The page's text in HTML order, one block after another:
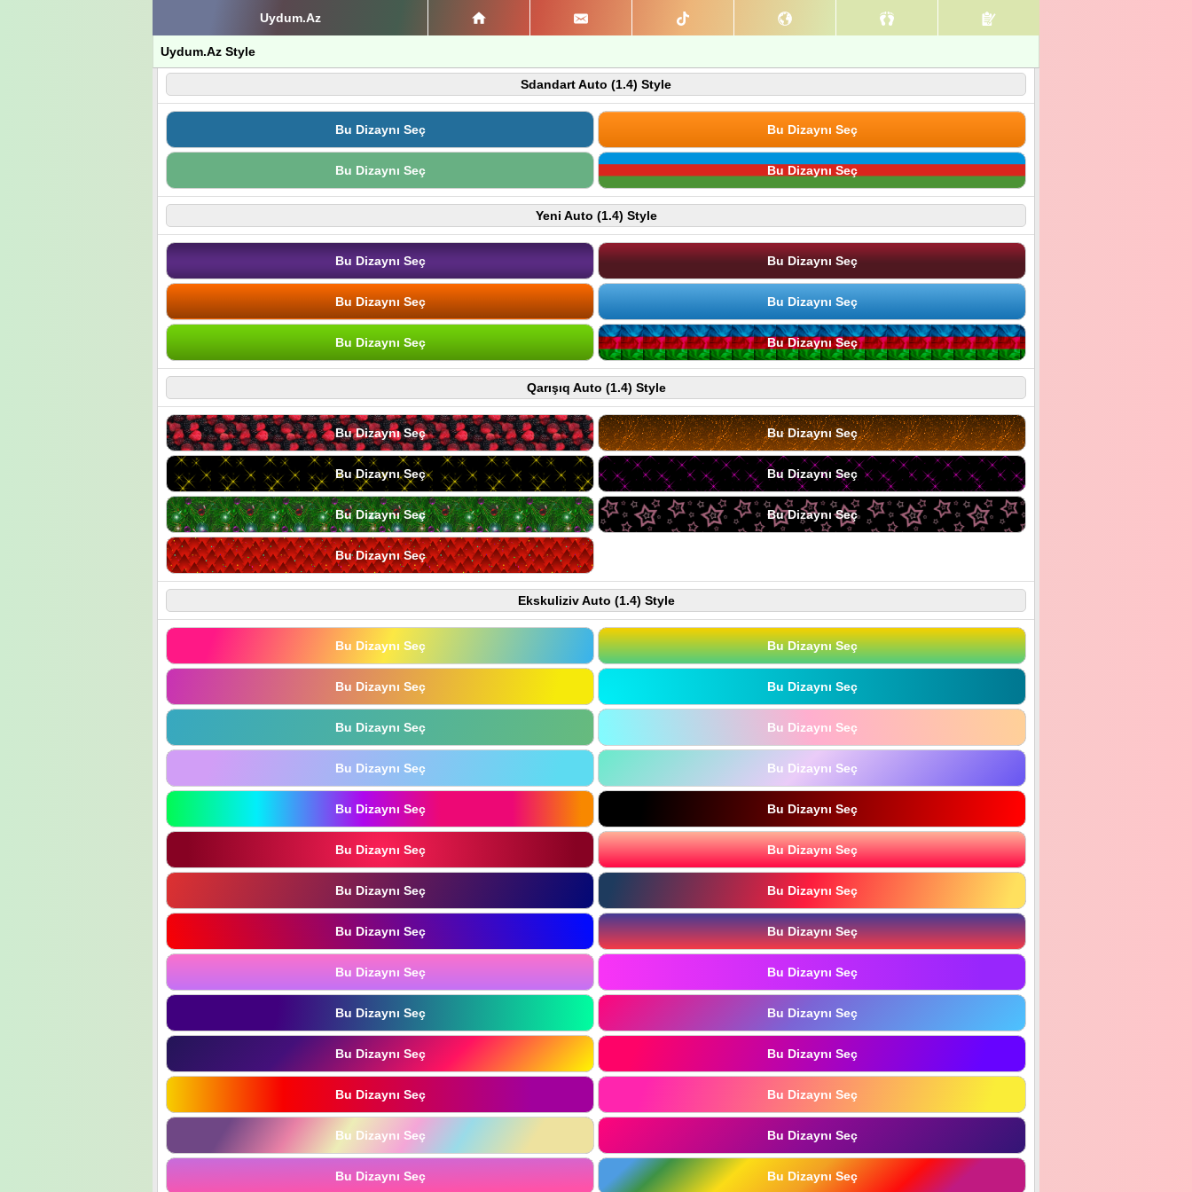
Uydum.Az
Uydum.Az Style
Sdandart Auto (1.4) Style
Bu Dizaynı Seç Bu Dizaynı Seç
Bu Dizaynı Seç Bu Dizaynı Seç
Yeni Auto (1.4) Style
Bu Dizaynı Seç Bu Dizaynı Seç
Bu Dizaynı Seç Bu Dizaynı Seç
Bu Dizaynı Seç Bu Dizaynı Seç
Qarışıq Auto (1.4) Style
Bu Dizaynı Seç Bu Dizaynı Seç
Bu Dizaynı Seç Bu Dizaynı Seç
Bu Dizaynı Seç Bu Dizaynı Seç
Bu Dizaynı Seç
Ekskuliziv Auto (1.4) Style
Bu Dizaynı Seç Bu Dizaynı Seç
Bu Dizaynı Seç Bu Dizaynı Seç
Bu Dizaynı Seç Bu Dizaynı Seç
Bu Dizaynı Seç Bu Dizaynı Seç
Bu Dizaynı Seç Bu Dizaynı Seç
Bu Dizaynı Seç Bu Dizaynı Seç
Bu Dizaynı Seç Bu Dizaynı Seç
Bu Dizaynı Seç Bu Dizaynı Seç
Bu Dizaynı Seç Bu Dizaynı Seç
Bu Dizaynı Seç Bu Dizaynı Seç
Bu Dizaynı Seç Bu Dizaynı Seç
Bu Dizaynı Seç Bu Dizaynı Seç
Bu Dizaynı Seç Bu Dizaynı Seç
Bu Dizaynı Seç Bu Dizaynı Seç